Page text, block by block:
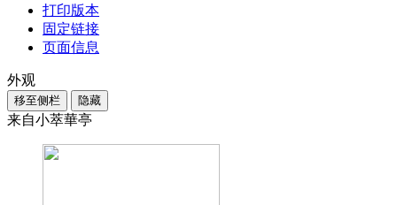
打印版本
固定链接
页面信息
外观
移至侧栏 隐藏
来自小萃華亭